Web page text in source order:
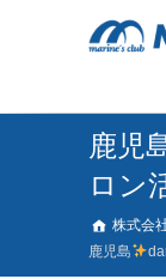
鹿児
ロン
株式会
鹿児島